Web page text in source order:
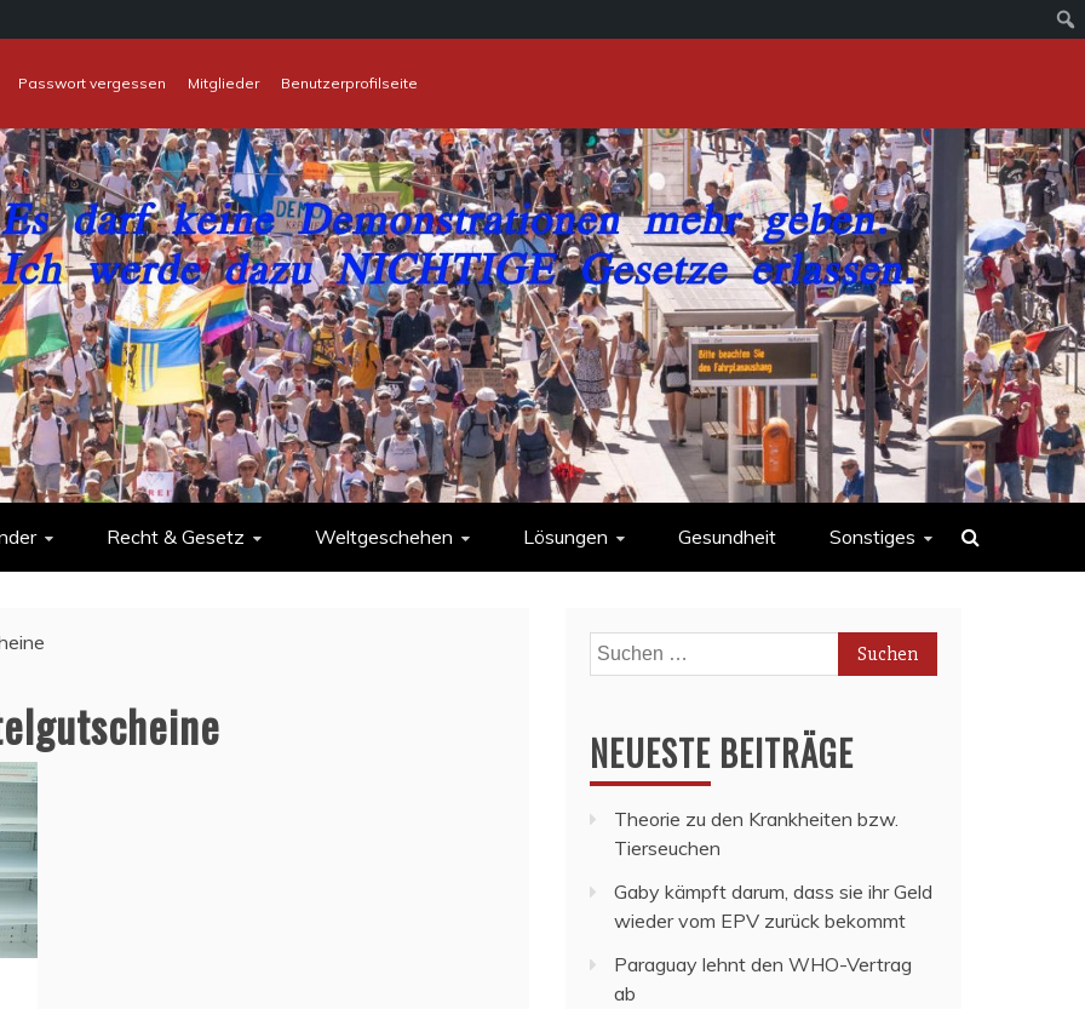
Passwort vergessen Mitglieder
Benutzerprofilseite
Recht & Gesetz Weltgeschehen Lösungen Gesundheit Sonstiges
Suchen
nach:
NEUESTE BEITRÄGE
Theorie zu den Krankheiten bzw.
Tierseuchen
Gaby kämpft darum, dass sie ihr Geld
wieder vom EPV zurück bekommt
Paraguay lehnt den WHO-Vertrag
ab